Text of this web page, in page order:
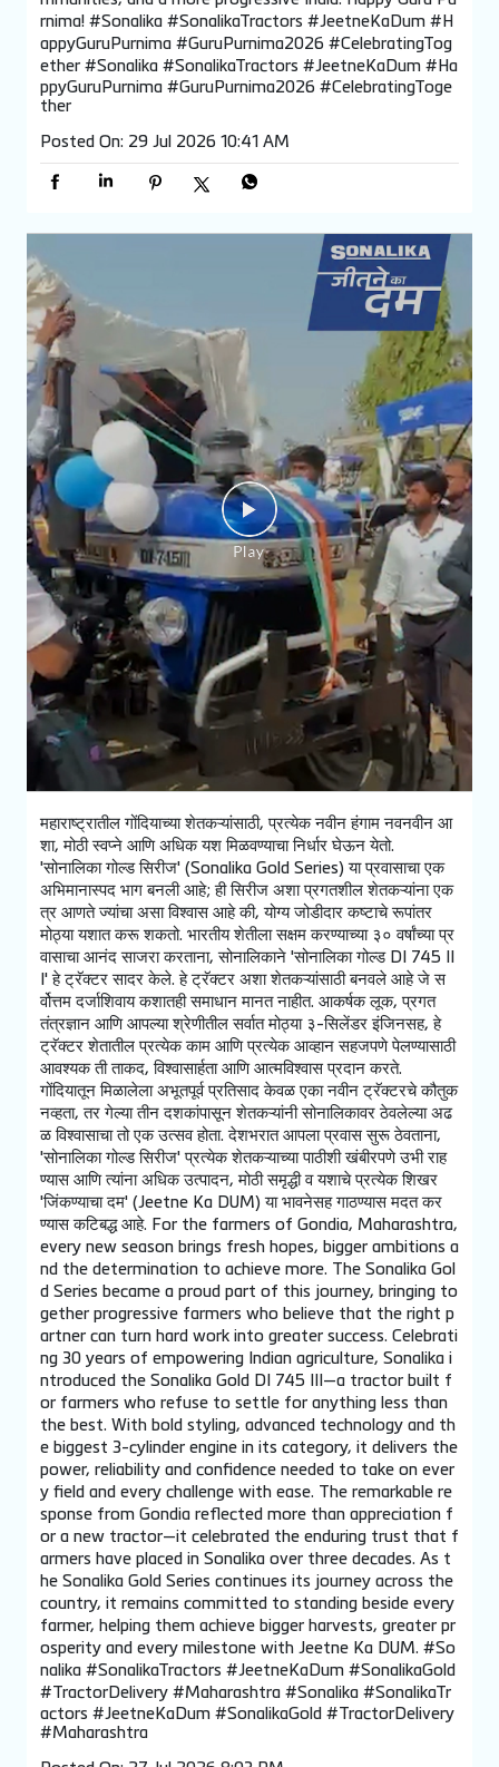
निरंतर हमारे किसानों को सशक्त बना रही है, समुदायों को समृद्ध कर रही है
और एक प्रगतिशील भारत के निर्माण में महत्वपूर्ण योगदान दे रही है। गुरु
पूर्णिमा की हार्दिक शुभकामनाएँ! Guru's wisdom enlightens minds,
inspires progress, and instils the Jeetne Ka Dum to over
come every challenge. At Sonalika Tractors, we believe
–through timeless wisdom, shared experiences, and kno
wledge that empowers India's farming community to m
ove forward with confidence. With heartfelt gratitude,
hings continue to nurture stronger farmers, thriving co
mmunities, and a more progressive India. Happy Guru Pu
rnima! #Sonalika #SonalikaTractors #JeetneKaDum #H
appyGuruPurnima #GuruPurnima2026 #CelebratingTog
ether
#Sonalika #SonalikaTractors #JeetneKaDum #Ha
ppyGuruPurnima
#GuruPurnima2026
#CelebratingToge
ther
Posted On: 29 Jul 2026 10:41 AM
महाराष्ट्रातील गोंदियाच्या शेतकऱ्यांसाठी, प्रत्येक नवीन हंगाम नवनवीन आ
शा, मोठी स्वप्ने आणि अधिक यश मिळवण्याचा निर्धार घेऊन येतो.
'सोनालिका गोल्ड सिरीज' (Sonalika Gold Series) या प्रवासाचा एक
अभिमानास्पद भाग बनली आहे; ही सिरीज अशा प्रगतशील शेतकऱ्यांना एक
त्र आणते ज्यांचा असा विश्वास आहे की, योग्य जोडीदार कष्टाचे रूपांतर
मोठ्या यशात करू शकतो. भारतीय शेतीला सक्षम करण्याच्या ३० वर्षांच्या प्र
वासाचा आनंद साजरा करताना, सोनालिकाने 'सोनालिका गोल्ड DI 745 II
I' हे ट्रॅक्टर सादर केले. हे ट्रॅक्टर अशा शेतकऱ्यांसाठी बनवले आहे जे स
र्वोत्तम दर्जाशिवाय कशातही समाधान मानत नाहीत. आकर्षक लूक, प्रगत
तंत्रज्ञान आणि आपल्या श्रेणीतील सर्वात मोठ्या ३-सिलेंडर इंजिनसह, हे
ट्रॅक्टर शेतातील प्रत्येक काम आणि प्रत्येक आव्हान सहजपणे पेलण्यासाठी
आवश्यक ती ताकद, विश्वासार्हता आणि आत्मविश्वास प्रदान करते.
गोंदियातून मिळालेला अभूतपूर्व प्रतिसाद केवळ एका नवीन ट्रॅक्टरचे कौतुक
नव्हता, तर गेल्या तीन दशकांपासून शेतकऱ्यांनी सोनालिकावर ठेवलेल्या अढ
ळ विश्वासाचा तो एक उत्सव होता. देशभरात आपला प्रवास सुरू ठेवताना,
'सोनालिका गोल्ड सिरीज' प्रत्येक शेतकऱ्याच्या पाठीशी खंबीरपणे उभी राह
ण्यास आणि त्यांना अधिक उत्पादन, मोठी समृद्धी व यशाचे प्रत्येक शिखर
'जिंकण्याचा दम' (Jeetne Ka DUM) या भावनेसह गाठण्यास मदत कर
ण्यास कटिबद्ध आहे. For the farmers of Gondia, Maharashtra,
every new season brings fresh hopes, bigger ambitions a
nd the determination to achieve more. The Sonalika Gol
d Series became a proud part of this journey, bringing to
gether progressive farmers who believe that the right p
artner can turn hard work into greater success. Celebrati
ng 30 years of empowering Indian agriculture, Sonalika i
ntroduced the Sonalika Gold DI 745 III—a tractor built f
or farmers who refuse to settle for anything less than
the best. With bold styling, advanced technology and th
e biggest 3-cylinder engine in its category, it delivers the
power, reliability and confidence needed to take on ever